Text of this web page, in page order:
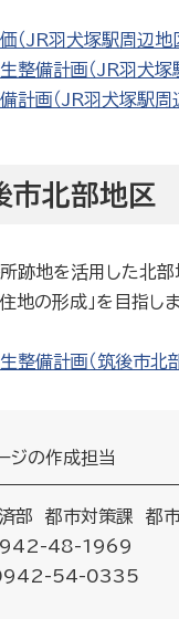
（JR羽犬塚駅周辺地
整備計画（JR羽犬塚
計画（JR羽犬塚駅周
市北部地区
跡地を活用した北
地の形成」を目指しま
整備計画（筑後市北
ジの作成担当
部 都市対策課 都
48-1969
54-0335